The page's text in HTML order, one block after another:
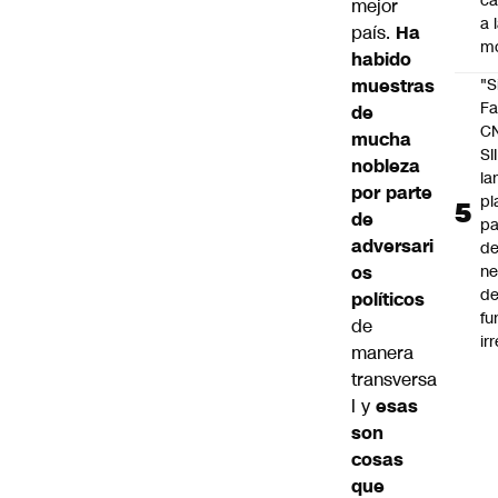
mejor
país. Ha
habido
muestras
de
mucha
nobleza
por parte
de
adversari
os
políticos
de
manera
transversa
l y esas
son
cosas
que
a
SII
de